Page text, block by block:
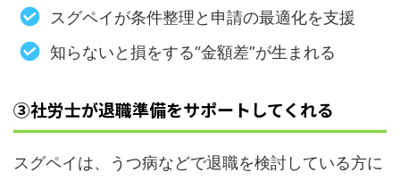
スグペイが条件整理と申請の最適化を支援
知らないと損をする“金額差”が生まれる
③社労士が退職準備をサポートしてくれる
スグペイは、うつ病などで退職を検討している方に